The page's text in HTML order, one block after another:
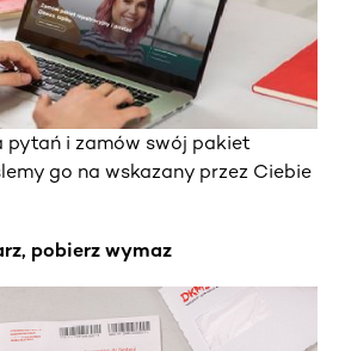
pytań i zamów swój pakiet
go na wskazany przez Ciebie
pobierz wymaz